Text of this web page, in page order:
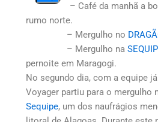
– Café da manhã
rumo norte.
– Mergulho no
– Mergulho na
pernoite em Maragogi.
No segundo dia, com a equipe
Voyager partiu para o mergulho
Sequipe, um dos naufrágios